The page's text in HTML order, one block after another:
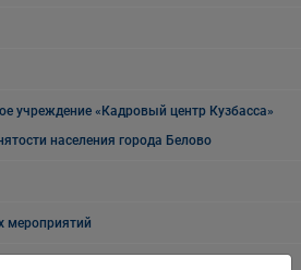
учреждение «Кадровый центр Кузбасса»
населения города Белово
мероприятий